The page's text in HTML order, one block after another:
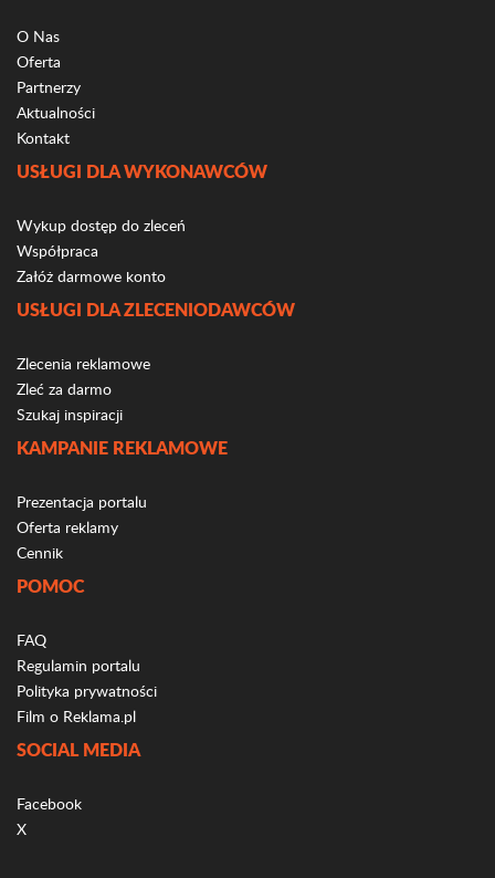
O Nas
Oferta
Partnerzy
Aktualności
Kontakt
USŁUGI DLA WYKONAWCÓW
Wykup dostęp do zleceń
Współpraca
Załóż darmowe konto
USŁUGI DLA ZLECENIODAWCÓW
Zlecenia reklamowe
Zleć za darmo
Szukaj inspiracji
KAMPANIE REKLAMOWE
Prezentacja portalu
Oferta reklamy
Cennik
POMOC
FAQ
Regulamin portalu
Polityka prywatności
Film o Reklama.pl
SOCIAL MEDIA
Facebook
X